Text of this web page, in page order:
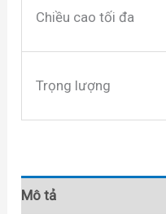
Chiều cao tối đa
Trọng lượng
Mô tả